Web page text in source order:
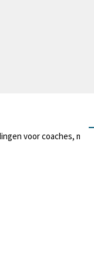
voor coaches,